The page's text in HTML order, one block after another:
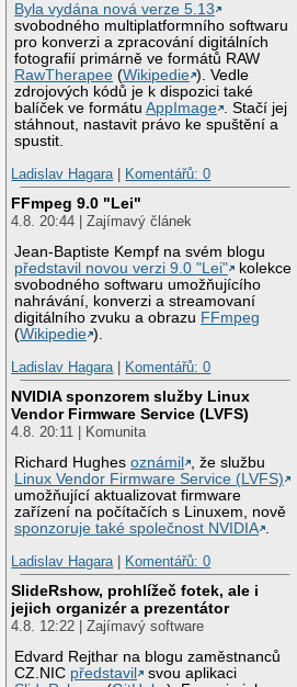
Byla vydána nová verze 5.13
svobodného multiplatformního softwaru
pro konverzi a zpracování digitálních
fotografií primárně ve formátů RAW
RawTherapee (Wikipedie ). Vedle
zdrojových kódů je k dispozici také
balíček ve formátuAppImage . Stačí jej
stáhnout, nastavit právo ke spuštění a
spustit.
Ladislav Hagara| Komentářů: 0
FFmpeg 9.0 "Lei"
4.8. 20:44 | Zajímavý článek
Jean-Baptiste Kempf na svém blogu
představil novou verzi 9.0 "Lei"
kolekce
svobodného softwaru umožňujícího
nahrávání, konverzi a streamovaní
digitálního zvuku a obrazu FFmpeg
(Wikipedie ).
Ladislav Hagara| Komentářů: 0
NVIDIA sponzorem služby Linux
Vendor Firmware Service (LVFS)
4.8. 20:11 | Komunita
Richard Hughesoznámil
, že službu
Linux Vendor Firmware Service (LVFS)
umožňující aktualizovat firmware
zařízení na počítačích s Linuxem, nově
sponzoruje také společnost NVIDIA .
Ladislav Hagara| Komentářů: 0
SlideRshow, prohlížeč fotek, ale i
jejich organizér a prezentátor
4.8. 12:22 | Zajímavý software
Edvard Rejthar na blogu zaměstnanců
CZ.NIC představil
svou aplikaci